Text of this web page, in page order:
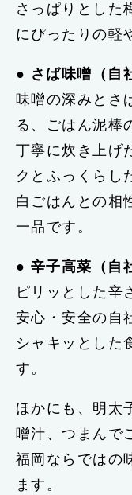
さっぱりとした
にぴったりの軽
● さば味噌（自
味噌の深みとさ
る、ごはん泥棒
丁寧に炊き上げ
クとふっくらし
白ごはんとの相
一品です。
● 辛子高菜（自
ピリッとした辛
安心・安全の自
シャキッとした
す。
ほかにも、明太
噌汁、つまんで
福岡ならではの
ます。